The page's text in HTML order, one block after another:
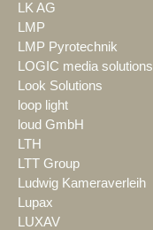
LK AG
LMP
LMP Pyrotechnik
LOGIC media solutions
Look Solutions
loop light
loud GmbH
LTH
LTT Group
Ludwig Kameraverleih
Lupax
LUXAV